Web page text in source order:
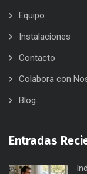
Equipo
Instalaciones
Contacto
Colabora con
Blog
Entradas